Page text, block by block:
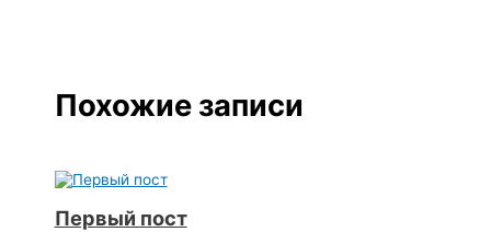
Похожие записи
Первый пост